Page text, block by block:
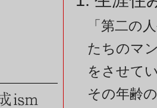
「第二の
たちのマ
をさせて
その年齢